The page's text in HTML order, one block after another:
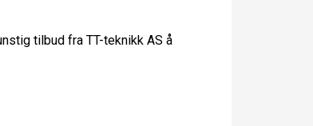
tilbud fra TT-teknikk AS å